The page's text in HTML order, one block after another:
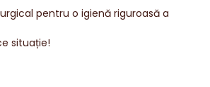
pentru o igienă riguroasă a
situație!